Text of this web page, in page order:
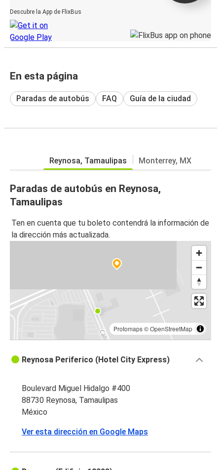
Descubre la App de FlixBus
En esta página
Paradas de autobús FAQ Guía de la ciudad
Reynosa, Tamaulipas Monterrey, MX
Paradas de autobús en Reynosa,
Tamaulipas
Ten en cuenta que tu boleto contendrá la información de
la dirección más actualizada.
Protomaps©OpenStreetMap
Reynosa Periferico (Hotel City Express)
Boulevard Miguel Hidalgo #400
88730 Reynosa, Tamaulipas
México
Ver esta dirección en Google Maps